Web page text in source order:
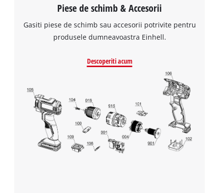
Piese de schimb & Accesorii
Gasiti piese de schimb sau accesorii potrivite pentru
produsele dumneavoastra Einhell.
Descoperiti acum